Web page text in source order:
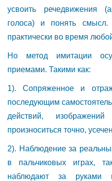
усвоить речедвижения
голоса) и понять смысл.
практически во время
Но метод имитации
приемами. Такими как:
1). Сопряженное и
последующим
действий,
произноситься точно,
2). Наблюдение за
в пальчиковых играх,
наблюдают за руками